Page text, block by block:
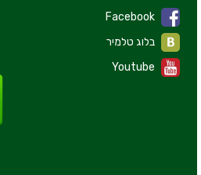
Facebook
Youtube